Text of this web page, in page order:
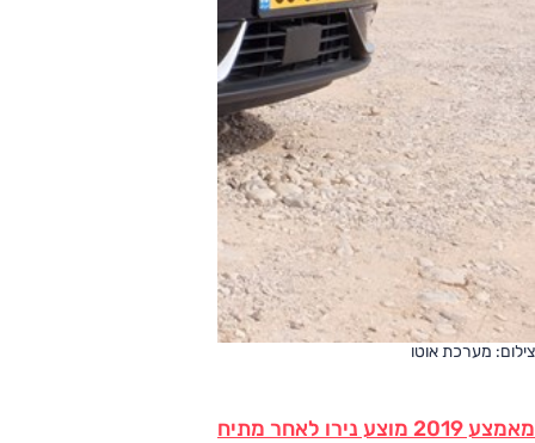
צילום: מערכת אוטו
מאמצע 2019 מוצע נירו לאחר מתיחת פנים